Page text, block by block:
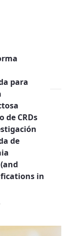
para
de CRDs
de
in